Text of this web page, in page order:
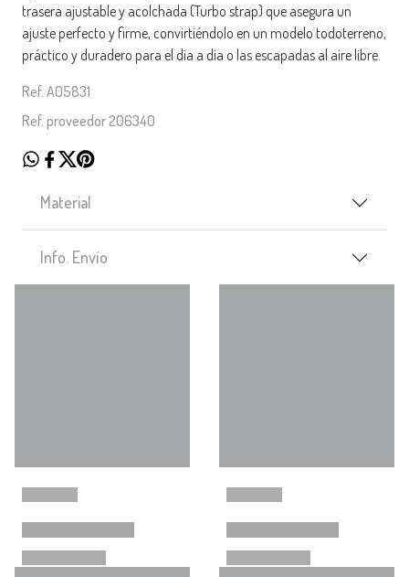
trasera ajustable y acolchada (Turbo strap) que asegura un
ajuste perfecto y firme, convirtiéndolo en un modelo todoterreno,
práctico y duradero para el día a día o las escapadas al aire libre.
Ref. A05831
Ref. proveedor 206340
Material
Info. Envío